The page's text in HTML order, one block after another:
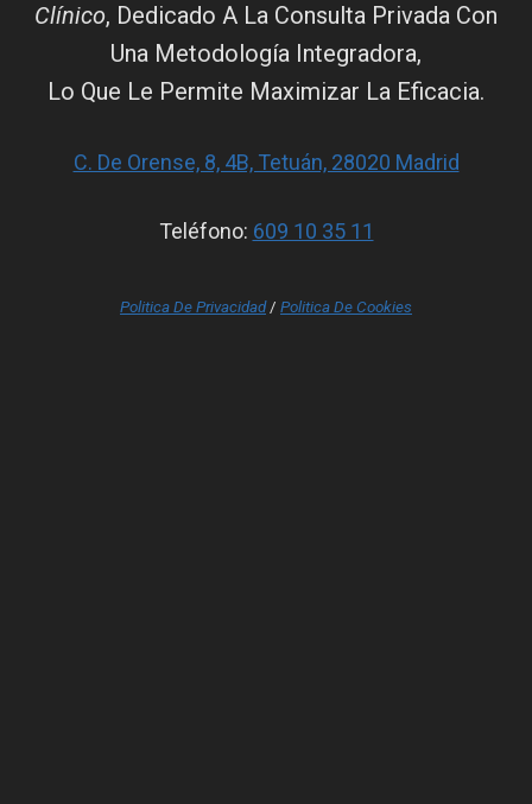
Clínico, Dedicado A La Consulta Privada Con
Una Metodología Integradora,
Lo Que Le Permite Maximizar La Eficacia.
C. De Orense, 8, 4B, Tetuán, 28020 Madrid
Teléfono: 609 10 35 11
Politica De Privacidad/ Politica De Cookies